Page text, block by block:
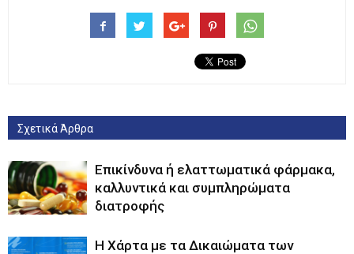
Σχετικά Άρθρα
Επικίνδυνα ή ελαττωματικά φάρμακα,
καλλυντικά και συμπληρώματα
διατροφής
Η Χάρτα με τα Δικαιώματα των